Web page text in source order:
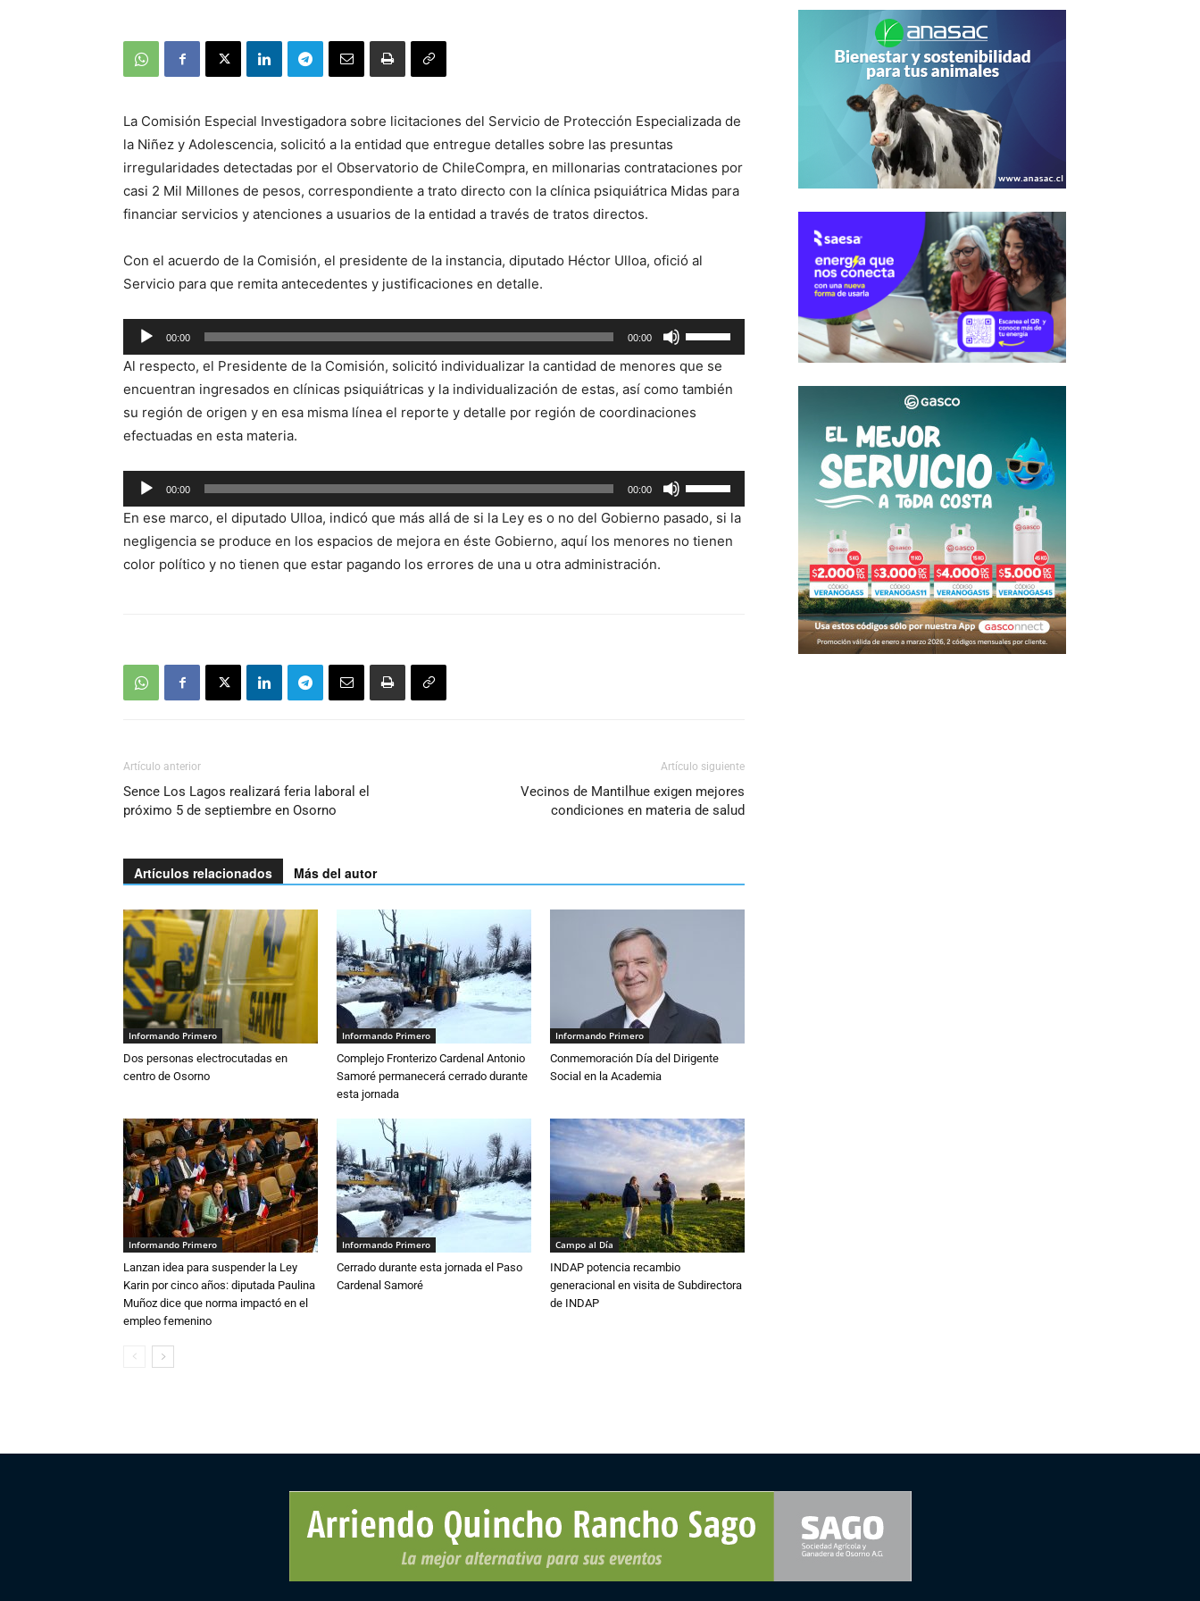
La Comisión Especial Investigadora sobre licitaciones del Servicio de Protección Especializada de
la Niñez y Adolescencia, solicitó a la entidad que entregue detalles sobre las presuntas
irregularidades detectadas por el Observatorio de ChileCompra, en millonarias contrataciones por
casi 2 Mil Millones de pesos, correspondiente a trato directo con la clínica psiquiátrica Midas para
financiar servicios y atenciones a usuarios de la entidad a través de tratos directos.
Con el acuerdo de la Comisión, el presidente de la instancia, diputado Héctor Ulloa, ofició al
Servicio para que remita antecedentes y justificaciones en detalle.
Reproductor
de
audio
00:00 00:00
las
teclas
de
flecha
para
aumentar
o
disminuir
Al respecto, el Presidente de la Comisión, solicitó individualizar la cantidad de menores que se
encuentran ingresados en clínicas psiquiátricas y la individualización de estas, así como también
su región de origen y en esa misma línea el reporte y detalle por región de coordinaciones
efectuadas en esta materia.
Reproductor
de
audio
00:00 00:00
las
teclas
de
En ese marco, el diputado Ulloa, indicó que más allá de si la Ley es o no del Gobierno pasado, si la
negligencia se produce en los espacios de mejora en éste Gobierno, aquí los menores no tienen
color político y no tienen que estar pagando los errores de una u otra administración.
Artículo anterior
Sence Los Lagos realizará feria laboral el
próximo 5 de septiembre en Osorno
Artículo siguiente
Vecinos de Mantilhue exigen mejores
condiciones en materia de salud
Artículos relacionados Más del autor
Informando Primero
Dos personas electrocutadas en
centro de Osorno
Informando Primero
Complejo Fronterizo Cardenal Antonio
Samoré permanecerá cerrado durante
esta jornada
Informando Primero
Conmemoración Día del Dirigente
Social en la Academia
Informando Primero
Lanzan idea para suspender la Ley
Karin por cinco años: diputada Paulina
Muñoz dice que norma impactó en el
empleo femenino
Informando Primero
Cerrado durante esta jornada el Paso
Cardenal Samoré
Campo al Día
INDAP potencia recambio
generacional en visita de Subdirectora
de INDAP